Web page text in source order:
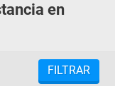
en
FILTRAR